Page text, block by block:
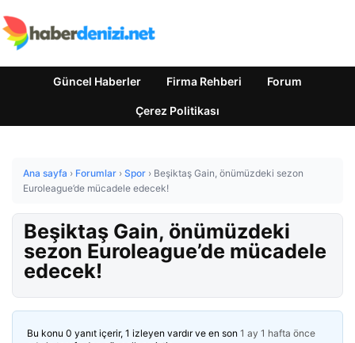
Güncel Haberler Firma Rehberi Forum
Çerez Politikası
Ana sayfa › Forumlar › Spor › Beşiktaş Gain, önümüzdeki sezon
Euroleague’de mücadele edecek!
Beşiktaş Gain, önümüzdeki
sezon Euroleague’de mücadele
edecek!
Bu konu 0 yanıt içerir, 1 izleyen vardır ve en son 1 ay 1 hafta önce